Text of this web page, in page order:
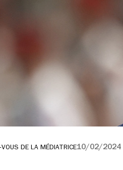
DE LA MÉDIATRICE10/02/2024